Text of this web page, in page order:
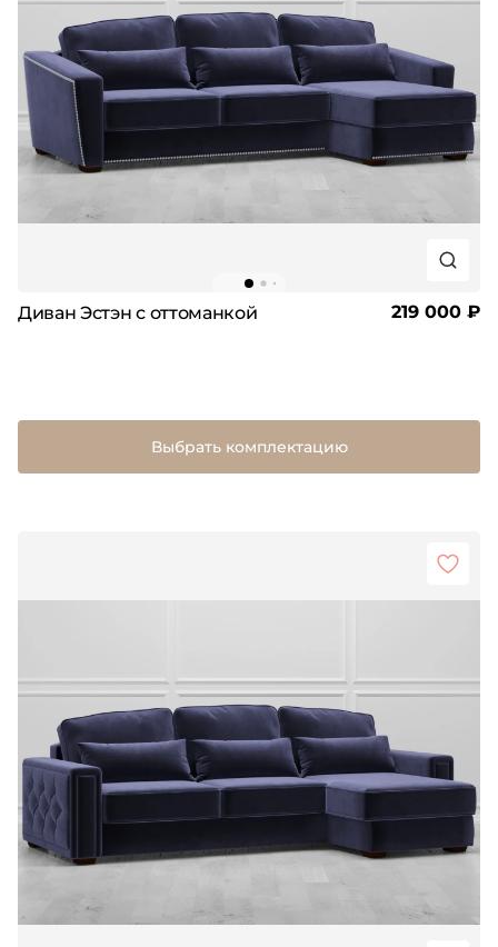
Диван Эстэн с оттоманкой 219 000 ₽
Выбрать комплектацию